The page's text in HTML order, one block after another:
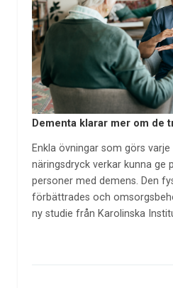
Dementa klarar mer om de
Enkla övningar som görs
näringsdryck verkar kunna ge
personer med demens. Den
förbättrades och
ny studie från Karolinska